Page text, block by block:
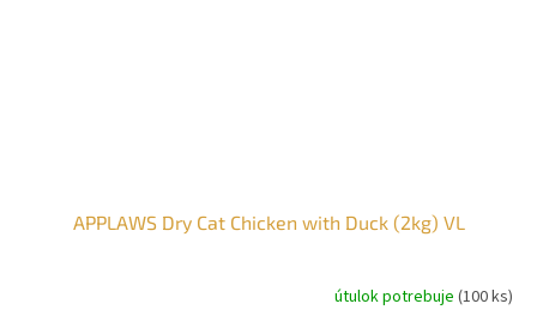
APPLAWS Dry Cat Chicken with Duck (2kg) VL
útulok potrebuje (100 ks)